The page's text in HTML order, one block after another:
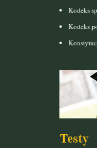
Kodeks
Kodeks
Testy